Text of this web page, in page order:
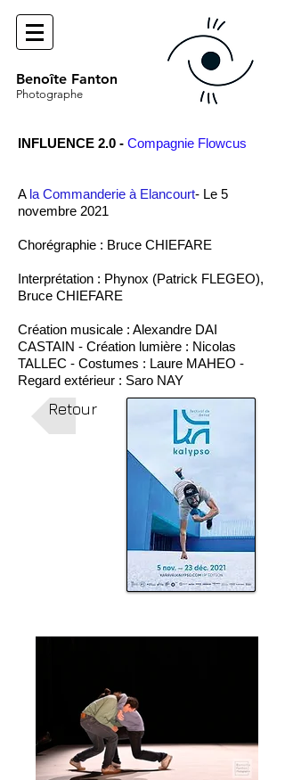
Benoîte Fanton
Photographe
INFLUENCE 2.0 - Compagnie Flowcus
A la Commanderie à Elancourt- Le 5
novembre 2021
Chorégraphie : Bruce CHIEFARE
Interprétation : Phynox (Patrick FLEGEO),
Bruce CHIEFARE
Création musicale : Alexandre DAI
CASTAIN - Création lumière : Nicolas
TALLEC - Costumes : Laure MAHEO -
Regard extérieur : Saro NAY
Retour